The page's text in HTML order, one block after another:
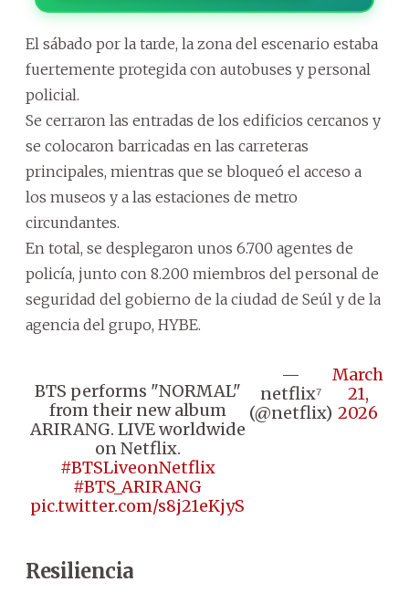
El sábado por la tarde, la zona del escenario estaba
fuertemente protegida con autobuses y personal
policial.
Se cerraron las entradas de los edificios cercanos y
se colocaron barricadas en las carreteras
principales, mientras que se bloqueó el acceso a
los museos y a las estaciones de metro
circundantes.
En total, se desplegaron unos 6.700 agentes de
policía, junto con 8.200 miembros del personal de
seguridad del gobierno de la ciudad de Seúl y de la
agencia del grupo, HYBE.
BTS performs "NORMAL"
from their new album
ARIRANG. LIVE worldwide
on Netflix.
#BTSLiveonNetflix
#BTS_ARIRANG
pic.twitter.com/s8j21eKjyS
—
netflix⁷
(@netflix)
March
21,
2026
Resiliencia